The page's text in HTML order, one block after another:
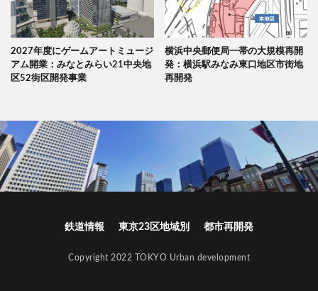
2027年度にゲームアートミュージ
アム開業：みなとみらい21中央地
区52街区開発事業
横浜中央郵便局一帯の大規模再開
発：横浜駅みなみ東口地区市街地
再開発
鉄道情報 東京23区地域別 都市再開発
Copyright 2022 TOKYO Urban development